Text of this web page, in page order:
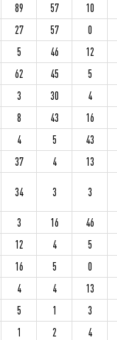
89 57
10
27 57
0
5 46
12
62 45
5
3 30
4
8 43
16
4 5
43
37 4 13
34 3 3
3 16
46
12 4
5
16 5
0
4 4
13
5 1
3
1 2 4